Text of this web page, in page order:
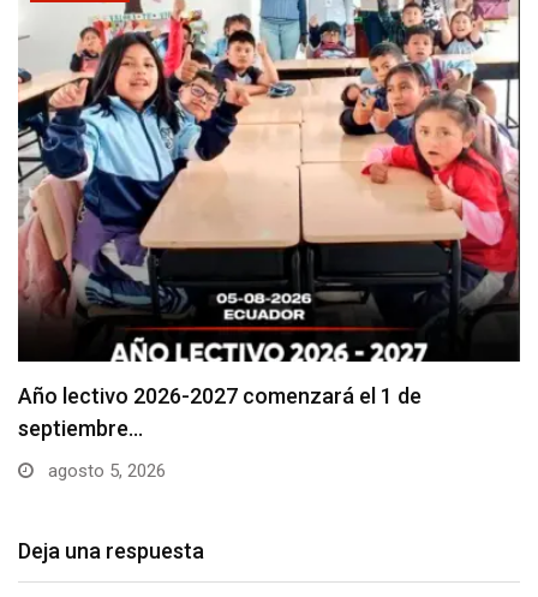
Se suspenderá servicio de agua potable en varios…
agosto 5, 2026
Deja una respuesta